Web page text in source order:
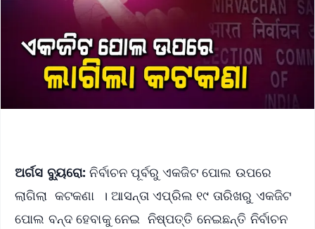
ଅର୍ଗସ ବ୍ୟୁରୋ: ନିର୍ବାଚନ ପୂର୍ବରୁ ଏକଜିଟ ପୋଲ ଉପରେ
ଲାଗିଲା କଟକଣା । ଆସନ୍ତା ଏପ୍ରିଲ ୧୯ ତାରିଖରୁ ଏକଜିଟ
ପୋଲ ବନ୍ଦ ହେବାକୁ ନେଇ ନିଷ୍ପତ୍ତି ନେଇଛନ୍ତି ନିର୍ବାଚନ